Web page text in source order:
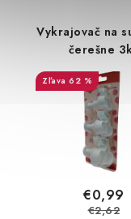
Vykrajovač na
čerešne
62 %
€0,99
€2,62